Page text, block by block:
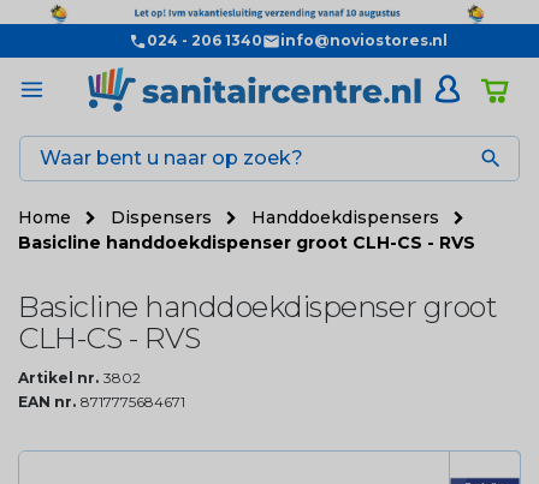
024 - 206 1340 info@noviostores.nl

Home Dispensers
Handdoekdispensers
Basicline handdoekdispenser groot CLH-CS - RVS
Basicline handdoekdispenser groot
CLH-CS - RVS
Artikel nr. 3802
EAN nr. 8717775684671